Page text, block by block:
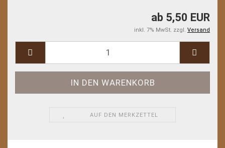
ab 5,50 EUR
inkl. 7% MwSt. zzgl. Versand
AUF DEN MERKZETTEL